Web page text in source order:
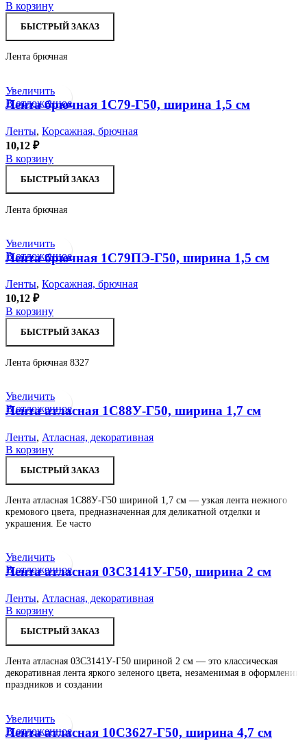
В корзину
БЫСТРЫЙ ЗАКАЗ
Лента брючная
Увеличить
В отложенное
Лента брючная 1С79-Г50, ширина 1,5 см
Ленты, Корсажная, брючная
10,12 ₽
В корзину
БЫСТРЫЙ ЗАКАЗ
Лента брючная
Увеличить
В отложенное
Лента брючная 1С79ПЭ-Г50, ширина 1,5 см
Ленты, Корсажная, брючная
10,12 ₽
В корзину
БЫСТРЫЙ ЗАКАЗ
Лента брючная 8327
Увеличить
В отложенное
Лента атласная 1С88У-Г50, ширина 1,7 см
Ленты, Атласная, декоративная
В корзину
БЫСТРЫЙ ЗАКАЗ
Лента атласная 1С88У-Г50 шириной 1,7 см — узкая лента нежного
кремового цвета, предназначенная для деликатной отделки и
украшения. Ее часто
Увеличить
В отложенное
Лента атласная 03С3141У-Г50, ширина 2 см
Ленты, Атласная, декоративная
В корзину
БЫСТРЫЙ ЗАКАЗ
Лента атласная 03С3141У-Г50 шириной 2 см — это классическая
декоративная лента яркого зеленого цвета, незаменимая в оформлении
праздников и создании
Увеличить
В отложенное
Лента атласная 10С3627-Г50, ширина 4,7 см